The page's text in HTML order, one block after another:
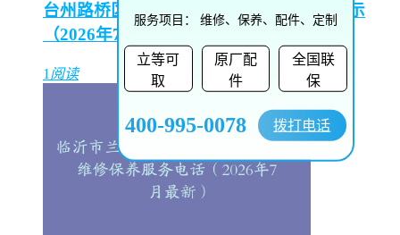
台州路桥区汉米尔顿售后维修中心电话公示
（2026年7月最新）
1 阅读
服务项目： 维修、保养、配件、定制
立等可
取
原厂配
件
全国联
保
400-995-0078 拨打电话